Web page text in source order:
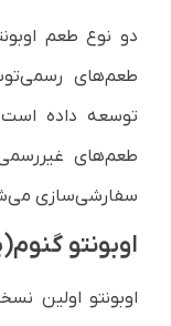
دو نوع طعم
طعم‌های
توسعه داده
طعم‌های
سفارشی‌سازی
اوبونتو